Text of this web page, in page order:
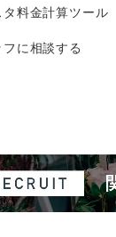
タ料金計算ツール
フに相談する